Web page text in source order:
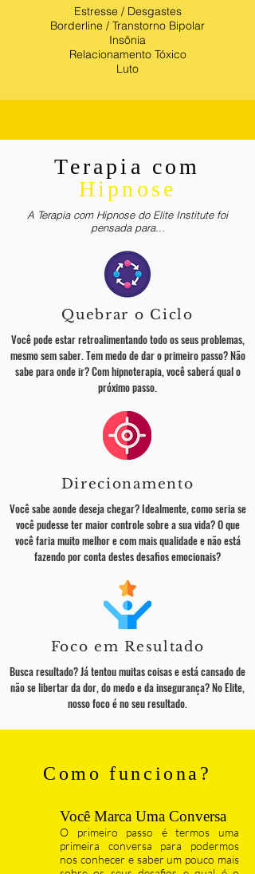
Estresse / Desgastes
Borderline / Transtorno Bipolar
Insônia
Relacionamento Tóxico
Luto
Terapia com
Hipnose
A Terapia com Hipnose do Elite Institute foi
pensada para...
Quebrar o Ciclo
Você pode estar retroalimentando todo os seus problemas,
mesmo sem saber. Tem medo de dar o primeiro passo? Não
sabe para onde ir? Com hipnoterapia, você saberá qual o
próximo passo.
Direcionamento
Você sabe aonde deseja chegar? Idealmente, como seria se
você pudesse ter maior controle sobre a sua vida? O que
você faria muito melhor e com mais qualidade e não está
fazendo por conta destes desafios emocionais?
Foco em Resultado
Busca resultado? Já tentou muitas coisas e está cansado de
não se libertar da dor, do medo e da insegurança? No Elite,
nosso foco é no seu resultado.
Como funciona?
Você Marca Uma Conversa
O primeiro passo é termos uma
primeira conversa para podermos
nos conhecer e saber um pouco mais